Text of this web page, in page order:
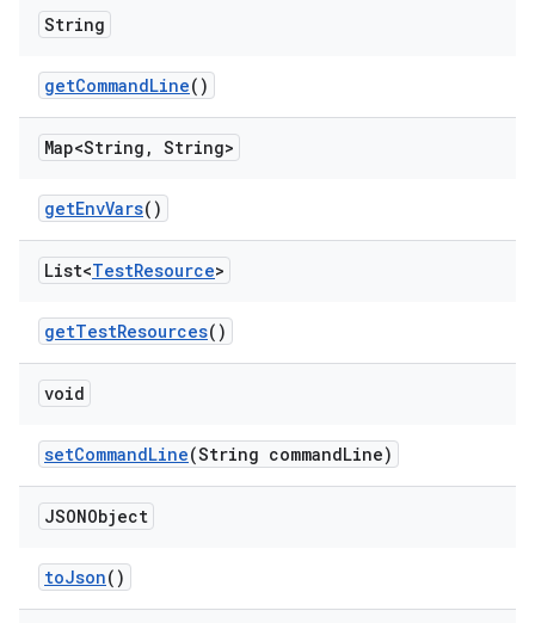
String
getCommandLine()
Map<String , String>
getEnvVars()
List<TestResource>
getTestResources()
void
setCommandLine(String commandLine)
JSONObject
toJson()